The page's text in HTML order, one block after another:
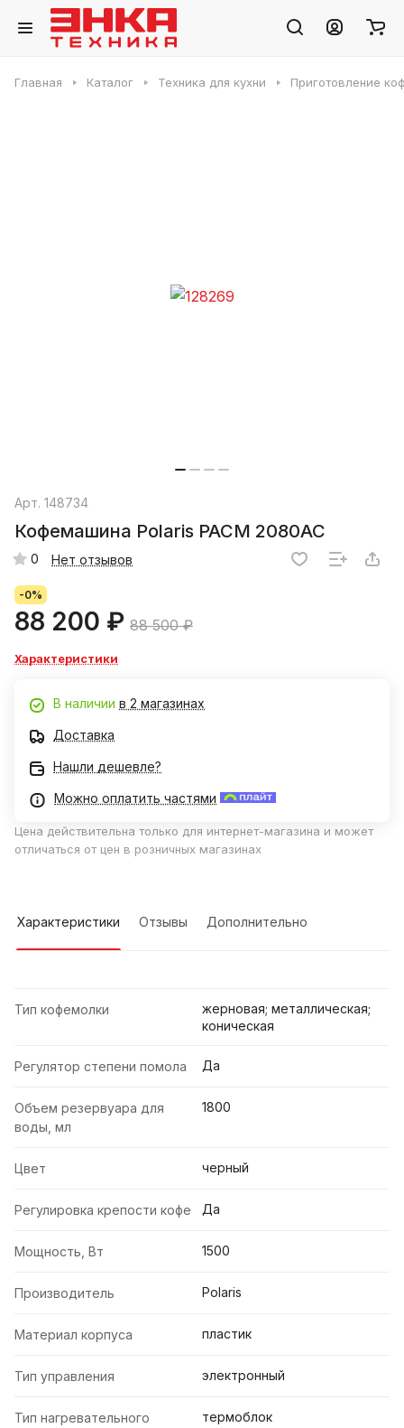
Главная Каталог Техника для кухни Приготовление
Арт. 148734
Кофемашина Polaris PACM 2080AC
0 Нет отзывов
-0%
88 200 ₽ 88 500 ₽
Характеристики
В наличии в 2 магазинах
Доставка
Нашли дешевле?
Можно оплатить частями
Цена действительна только для интернет-магазина и может
отличаться от цен в розничных магазинах
Характеристики Отзывы Дополнительно
Тип кофемолки
жерновая; металлическая;
коническая
Регулятор степени помола Да
Объем резервуара для
воды, мл
1800
Цвет черный
Регулировка крепости кофе Да
Мощность, Вт 1500
Производитель Polaris
Материал корпуса пластик
Тип управления электронный
Тип нагревательного
термоблок